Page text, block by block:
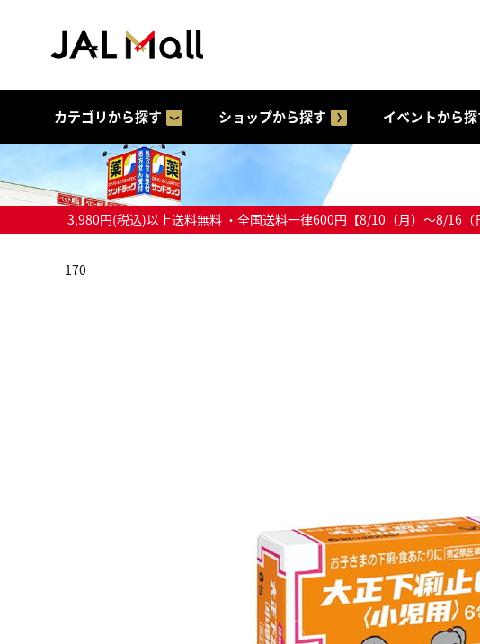
カテゴリから探す ショップから探す イベントから探
3,980円(税込)以上送料無料 ・全国送料一律600円【8/10（月）～8/16
170